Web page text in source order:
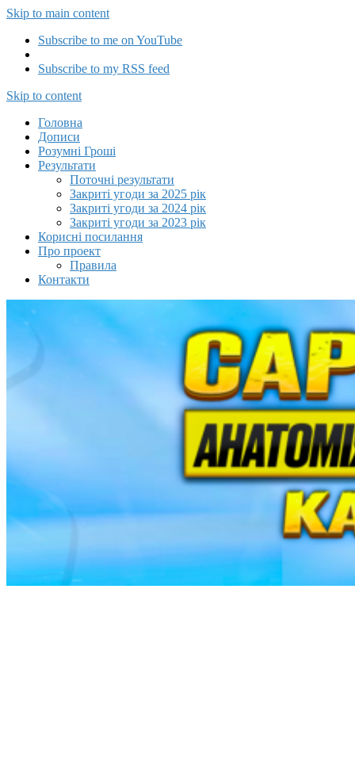
Skip to main content
Subscribe to me on YouTube
Subscribe to my RSS feed
Capitalizator UA
Skip to content
Головна
Дописи
Розумні Гроші
Результати
Поточні результати
Закриті угоди за 2025 рік
Закриті угоди за 2024 рік
Закриті угоди за 2023 рік
Корисні посилання
Про проект
Правила
Контакти